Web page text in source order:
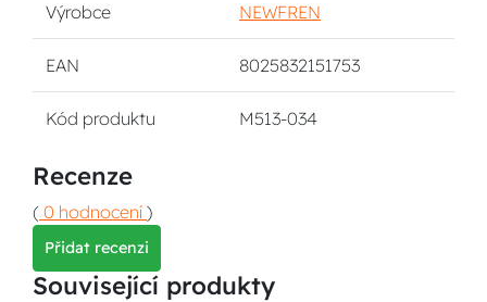
Výrobce NEWFREN
EAN 8025832151753
Kód produktu M513-034
Recenze
( 0 hodnocení )
Přidat recenzi
Související produkty